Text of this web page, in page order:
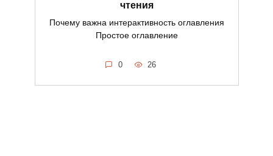
чтения
Почему важна интерактивность оглавления
Простое оглавление
0 26